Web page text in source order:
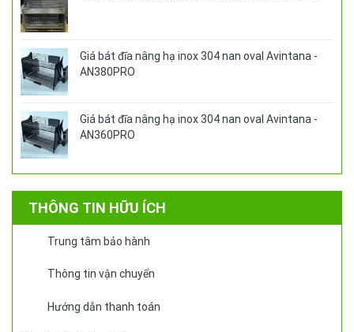
Giá bát đĩa nâng hạ inox 304 nan oval Avintana -
AN380PRO
Giá bát đĩa nâng hạ inox 304 nan oval Avintana -
AN360PRO
THÔNG TIN HỮU ÍCH
Trung tâm bảo hành
Thông tin vận chuyển
Hướng dẫn thanh toán